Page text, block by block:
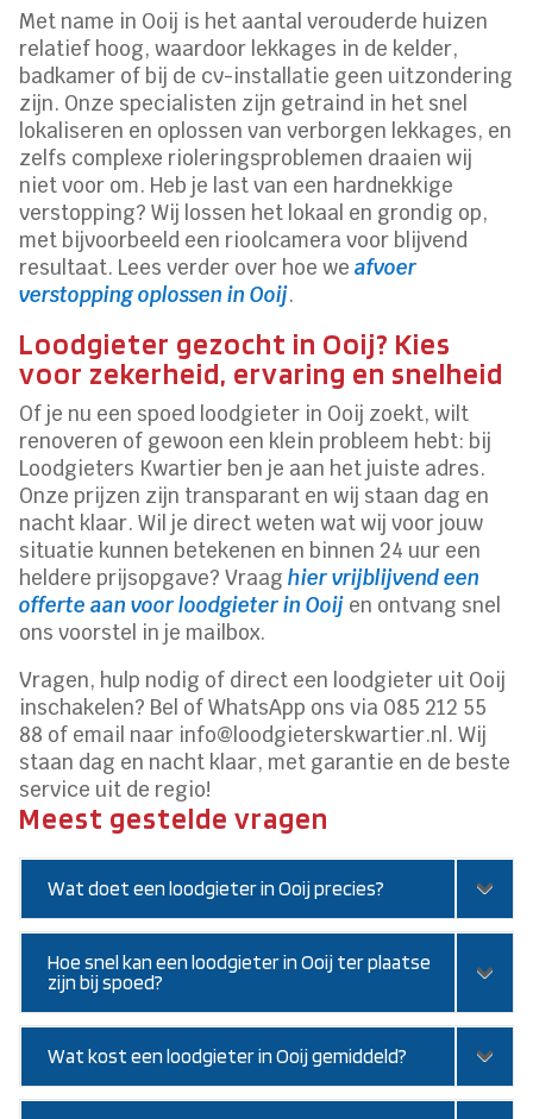
Met name in Ooij is het aantal verouderde huizen
relatief hoog, waardoor lekkages in de kelder,
badkamer of bij de cv-installatie geen uitzondering
zijn. Onze specialisten zijn getraind in het snel
lokaliseren en oplossen van verborgen lekkages, en
zelfs complexe rioleringsproblemen draaien wij
niet voor om. Heb je last van een hardnekkige
verstopping? Wij lossen het lokaal en grondig op,
met bijvoorbeeld een rioolcamera voor blijvend
resultaat. Lees verder over hoe weafvoer
verstopping oplossen in Ooij.
Loodgieter gezocht in Ooij? Kies
voor zekerheid, ervaring en snelheid
Of je nu een spoed loodgieter in Ooij zoekt, wilt
renoveren of gewoon een klein probleem hebt: bij
Loodgieters Kwartier ben je aan het juiste adres.
Onze prijzen zijn transparant en wij staan dag en
nacht klaar. Wil je direct weten wat wij voor jouw
situatie kunnen betekenen en binnen 24 uur een
heldere prijsopgave? Vraaghier vrijblijvend een
offerte aan voor loodgieter in Ooij en ontvang snel
ons voorstel in je mailbox.
Vragen, hulp nodig of direct een loodgieter uit Ooij
inschakelen? Bel of WhatsApp ons via 085 212 55
88 of email naar info@loodgieterskwartier.nl. Wij
staan dag en nacht klaar, met garantie en de beste
service uit de regio!
Meest gestelde vragen
Wat doet een loodgieter in Ooij precies?
Hoe snel kan een loodgieter in Ooij ter plaatse
zijn bij spoed?
Wat kost een loodgieter in Ooij gemiddeld?